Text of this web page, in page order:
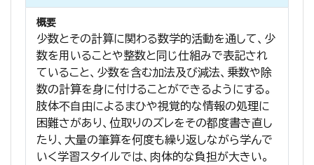
概要
少数とその計算に関わる数学的活動を通して、少
数を用いることや整数と同じ仕組みで表記され
ていること、少数を含む加法及び減法、乗数や除
数の計算を身に付けることができるようにする。
肢体不自由によるまひや視覚的な情報の処理に
困難さがあり、位取りのズレをその都度書き直し
たり、大量の筆算を何度も繰り返しながら学んで
いく学習スタイルでは、肉体的な負担が大きい。